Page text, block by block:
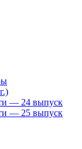
— 24 выпуск
— 25 выпуск